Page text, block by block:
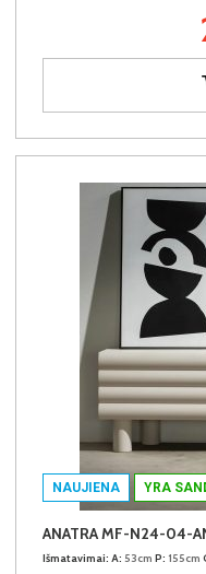
NAUJIENA YRA
ANATRA MF-N24-04-
Išmatavimai: A: 53cm P: 155cm